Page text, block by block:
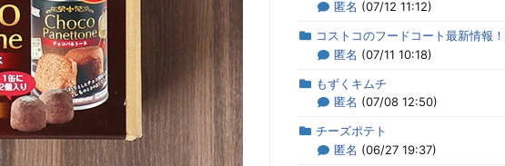
匿名 (07/12 11:12)
コストコのフードコート最新情報！2026年7月の
匿名 (07/11 10:18)
もずくキムチ
匿名 (07/08 12:50)
チーズポテト
匿名 (06/27 19:37)